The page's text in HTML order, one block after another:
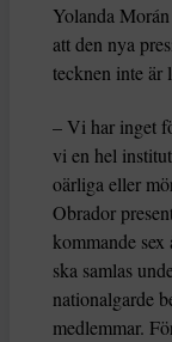
Yolanda
att den nya
tecknen inte är
– Vi har inget
vi en hel
oärliga eller
Obrador
kommande
ska samlas
nationalgarde
medlemmar.